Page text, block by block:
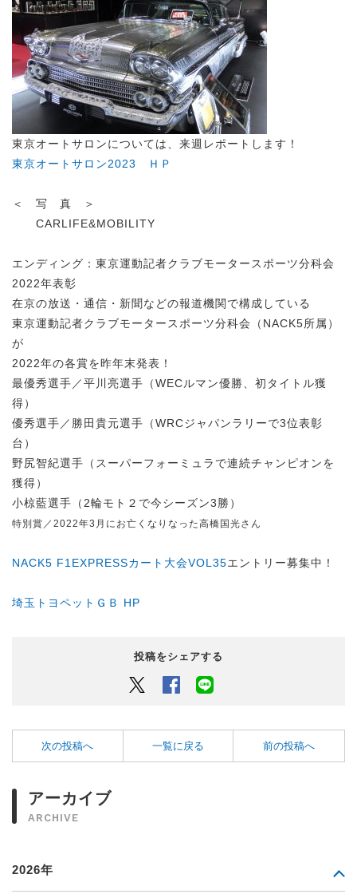
東京オートサロンについては、来週レポートします！
東京オートサロン2023 ＨＰ
＜ 写 真 ＞
CARLIFE&MOBILITY
エンディング：東京運動記者クラブモータースポーツ分科会
2022年表彰
在京の放送・通信・新聞などの報道機関で構成している
東京運動記者クラブモータースポーツ分科会（NACK5所属）
が
2022年の各賞を昨年末発表！
最優秀選手／平川亮選手（WECルマン優勝、初タイトル獲
得）
優秀選手／勝田貴元選手（WRCジャパンラリーで3位表彰
台）
野尻智紀選手（スーパーフォーミュラで連続チャンピオンを
獲得）
小椋藍選手（2輪モト２で今シーズン3勝）
特別賞／2022年3月にお亡くなりなった高橋国光さん
NACK5 F1EXPRESSカート大会VOL35エントリー募集中！
埼玉トヨペットＧＢ HP
投稿をシェアする
Twitter Facebook
次の投稿へ 一覧に戻る 前の投稿へ
アーカイブ
ARCHIVE
2026年